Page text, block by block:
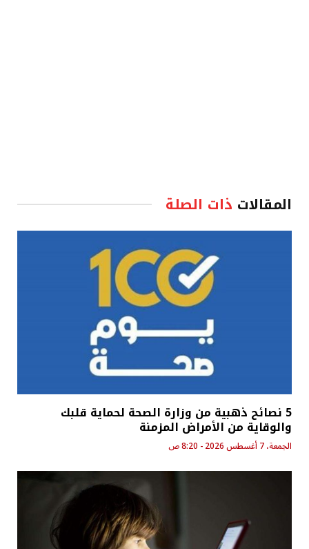
المقالات ذات الصلة
5 نصائح ذهبية من وزارة الصحة لحماية قلبك
والوقاية من الأمراض المزمنة
الجمعة، 7 أغسطس 2026 - 8:20 ص